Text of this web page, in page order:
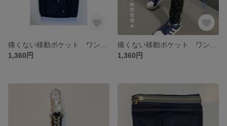
1,360円
1,360円